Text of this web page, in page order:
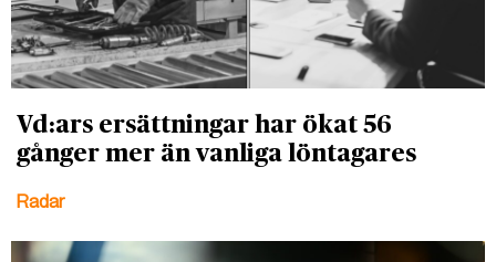
Vd:ars ersättningar har ökat 56
gånger mer än vanliga löntagares
Radar